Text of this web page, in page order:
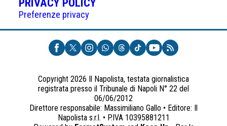
NUOVA
UNA
NUOVA
SCHEDA)
Preferenze privacy
Copyright 2026 Il Napolista, testata giornalistica
registrata presso il Tribunale di Napoli N° 22 del
06/06/2012
Direttore responsabile: Massimiliano Gallo • Editore: Il
Napolista s.r.l. • P.IVA 10395881211